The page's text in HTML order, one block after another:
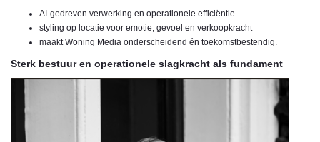
AI-gedreven verwerking en operationele efficiëntie
styling op locatie voor emotie, gevoel en verkoopkracht
maakt Woning Media onderscheidend én toekomstbestendig.
Sterk bestuur en operationele slagkracht als fundament